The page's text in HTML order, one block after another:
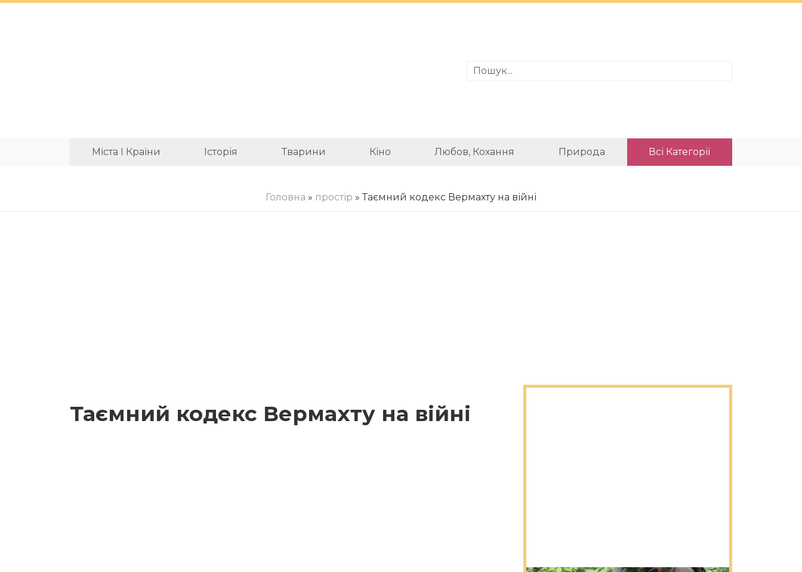
Міста І Країни Історія Тварини Кіно Любов, Кохання Природа Всі Категорії
Головна » простір » Таємний кодекс Вермахту на війні
Таємний кодекс Вермахту на війні